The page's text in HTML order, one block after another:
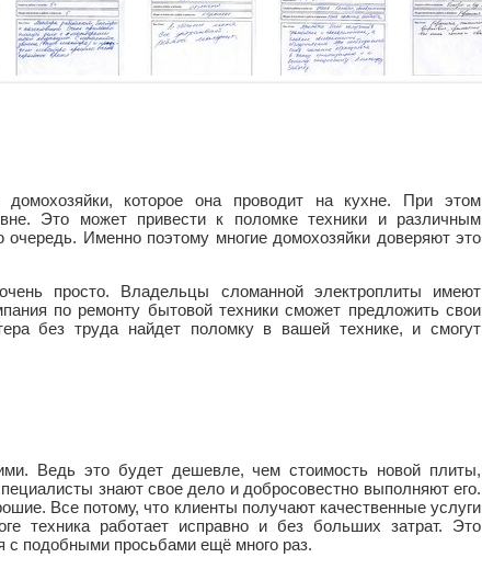
которое она проводит на кухне. При этом
Это может привести к поломке техники и различным
Именно поэтому многие домохозяйки доверяют это
просто. Владельцы сломанной электроплиты имеют
по ремонту бытовой техники сможет предложить свои
без труда найдет поломку в вашей технике, и смогут
Ведь это будет дешевле, чем стоимость новой плиты,
знают свое дело и добросовестно выполняют его.
Все потому, что клиенты получают качественные услуги
техника работает исправно и без больших затрат. Это
с подобными просьбами ещё много раз.